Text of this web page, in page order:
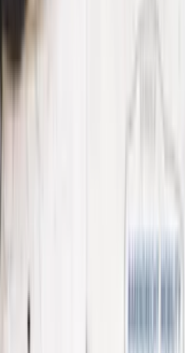
I, module
d'occasion
à main Opel Astra J,
13310023 d'origine,